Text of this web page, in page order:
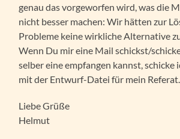
genau das vorgeworfen wird, was die
nicht besser machen: Wir hätten zur
Probleme keine wirkliche Alternative
Wenn Du mir eine Mail schickst/
selber eine empfangen kannst, schicke
mit der Entwurf-Datei für mein Referat.
Liebe Grüße
Helmut